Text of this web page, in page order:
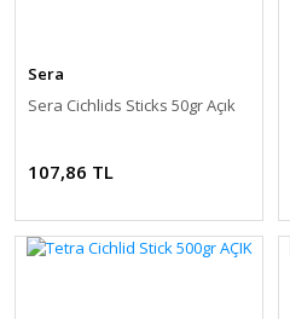
Sera
Sera Cichlids Sticks 50gr Açık
107,86 TL